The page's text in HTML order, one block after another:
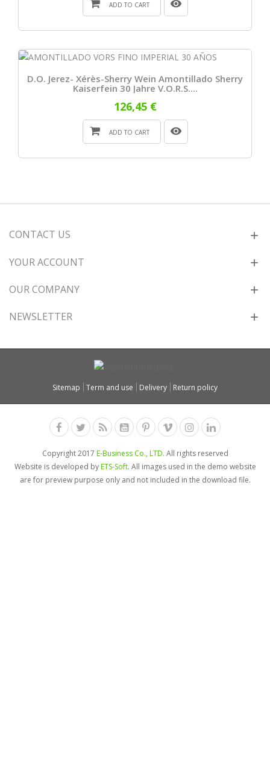
ADD TO CART
D.O. Jerez- Xérès-Sherry Wein Amontillado Sherry
Kaiserfein 30 Jahre V.O.R.S....
126,45 €
ADD TO CART
CONTACT US
YOUR ACCOUNT
OUR COMPANY
NEWSLETTER
Sitemap Term and use Delivery Return policy
Copyright 2017 E-Business Co., LTD. All rights reserved
Website is developed byETS-Soft. All images used in the demo website
are for preview purpose only and not included in the download file.